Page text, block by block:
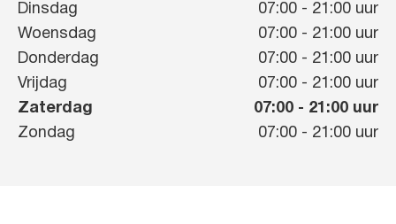
Dinsdag
07:00 - 21:00 uur
Woensdag
07:00 - 21:00 uur
Donderdag
07:00 - 21:00 uur
Vrijdag
07:00 - 21:00 uur
Zaterdag
07:00 - 21:00 uur
Zondag
07:00 - 21:00 uur